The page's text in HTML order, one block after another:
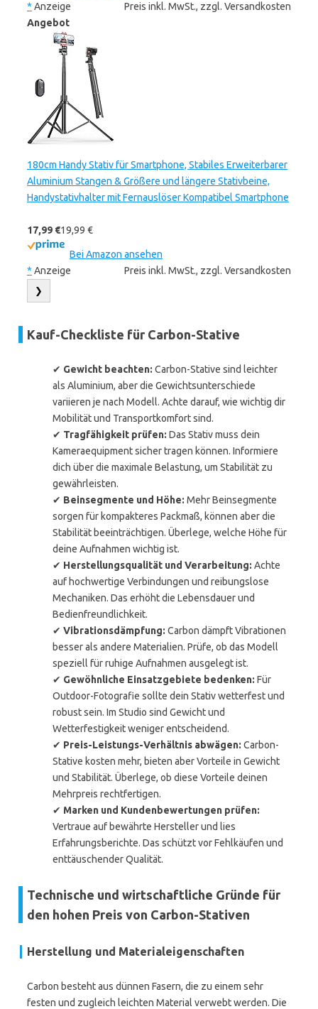
* Anzeige
Preis inkl. MwSt., zzgl. Versandkosten
Angebot
180cm Handy Stativ für Smartphone, Stabiles Erweiterbarer
Aluminium Stangen & Größere und längere Stativbeine,
Handystativhalter mit Fernauslöser Kompatibel Smartphone
17,99 €19,99 €
Bei Amazon ansehen
* Anzeige Preis inkl. MwSt., zzgl. Versandkosten
❯
Kauf-Checkliste für Carbon-Stative
✔ Gewicht beachten: Carbon-Stative sind leichter
als Aluminium, aber die Gewichtsunterschiede
variieren je nach Modell. Achte darauf, wie wichtig dir
Mobilität und Transportkomfort sind.
✔ Tragfähigkeit prüfen: Das Stativ muss dein
Kameraequipment sicher tragen können. Informiere
dich über die maximale Belastung, um Stabilität zu
gewährleisten.
✔ Beinsegmente und Höhe: Mehr Beinsegmente
sorgen für kompakteres Packmaß, können aber die
Stabilität beeinträchtigen. Überlege, welche Höhe für
deine Aufnahmen wichtig ist.
✔ Herstellungsqualität und Verarbeitung: Achte
auf hochwertige Verbindungen und reibungslose
Mechaniken. Das erhöht die Lebensdauer und
Bedienfreundlichkeit.
✔ Vibrationsdämpfung: Carbon dämpft Vibrationen
besser als andere Materialien. Prüfe, ob das Modell
speziell für ruhige Aufnahmen ausgelegt ist.
✔ Gewöhnliche Einsatzgebiete bedenken: Für
Outdoor-Fotografie sollte dein Stativ wetterfest und
robust sein. Im Studio sind Gewicht und
Wetterfestigkeit weniger entscheidend.
✔ Preis-Leistungs-Verhältnis abwägen: Carbon-
Stative kosten mehr, bieten aber Vorteile in Gewicht
und Stabilität. Überlege, ob diese Vorteile deinen
Mehrpreis rechtfertigen.
✔ Marken und Kundenbewertungen prüfen:
Vertraue auf bewährte Hersteller und lies
Erfahrungsberichte. Das schützt vor Fehlkäufen und
enttäuschender Qualität.
Technische und wirtschaftliche Gründe für
den hohen Preis von Carbon-Stativen
Herstellung und Materialeigenschaften
Carbon besteht aus dünnen Fasern, die zu einem sehr
festen und zugleich leichten Material verwebt werden. Die